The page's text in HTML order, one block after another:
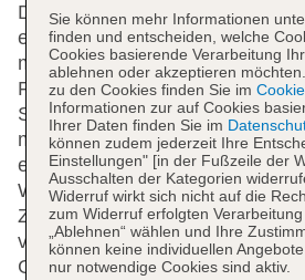
Doppelzimmer auf 4 Etagen, die
erreichbar sind. Rund um die
mehrsprachiges Personal
Französisch) an der Rezeption
Seite, das Ein- und Auschecken
möglich. Zu den Einrichtungen
eine Gepäckaufbewahrung, ein
Wechselstube. Per WLAN
Zugang zum Internet.
von Ausflügen wird am
Geschäfte sind ebenfalls
Sie können mehr Informationen
finden und entscheiden, welche
Cookies basierende Verarbeitung
ablehnen oder akzeptieren
zu den Cookies finden Sie im
Informationen zur auf Cookies
Ihrer Daten finden Sie im
können zudem jederzeit Ihre
Einstellungen" [in der Fußzeile der
Ausschalten der Kategorien
Widerruf wirkt sich nicht auf die
zum Widerruf erfolgten
„Ablehnen“ wählen und Ihre
können keine individuellen
nur notwendige Cookies sind aktiv.